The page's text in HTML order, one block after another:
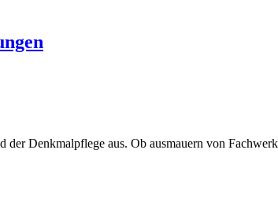
Denkmalpflege aus. Ob ausmauern von